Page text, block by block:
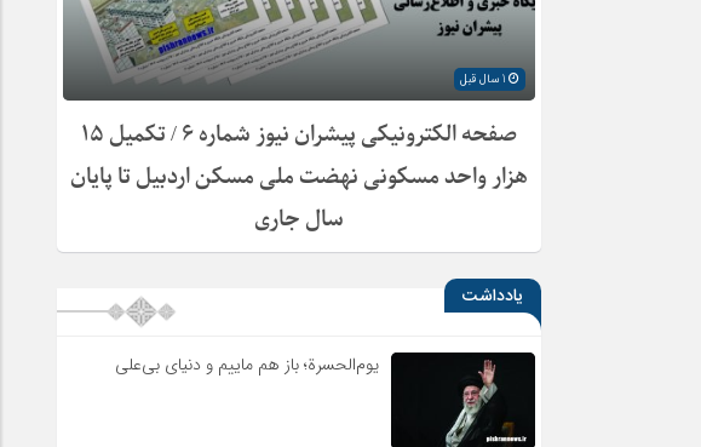
صفحه الکترونیکی پیشران نیوز شماره ۶ / تکمیل ۱۵
هزار واحد مسکونی نهضت ملی مسکن اردبیل تا پایان
سال جاری
یادداشت
یوم‌الحسرة؛ باز هم ماییم و دنیای بی‌علی